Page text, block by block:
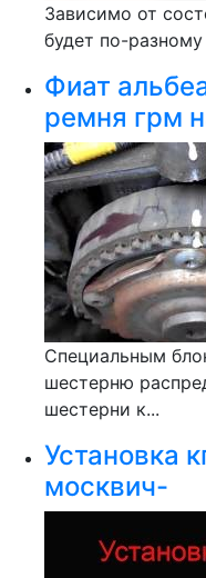
Зависимо от
будет по-разному
Фиат
ремня грм
Специальным
шестерню
шестерни к...
Установка
москвич-